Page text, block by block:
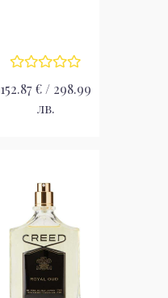
152.87 € / 298.99
лв.